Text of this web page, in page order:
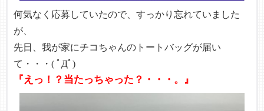
何気なく応募していたので、すっかり忘れていました
が、
先日、我が家にチコちゃんのトートバッグが届い
て・・・( ﾟДﾟ)
『えっ！？当たっちゃった？・・・。』